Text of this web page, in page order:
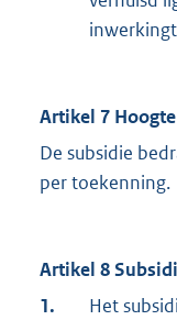
Artikel 7
De subsidie
per toekenning.
Artikel 8
1.
Het